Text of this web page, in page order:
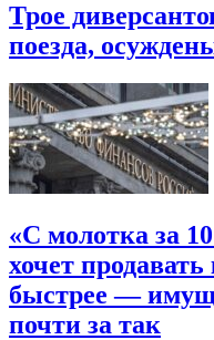
Трое
поезда,
«С молотка за
хочет
быстрее —
почти за так